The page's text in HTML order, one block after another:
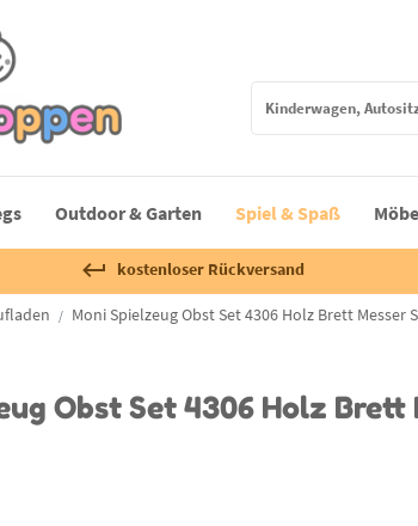
Outdoor & Garten Spiel & Spaß
kostenloser Rückversand
Moni Spielzeug Obst Set 4306 Holz Brett
Obst Set 4306 Holz